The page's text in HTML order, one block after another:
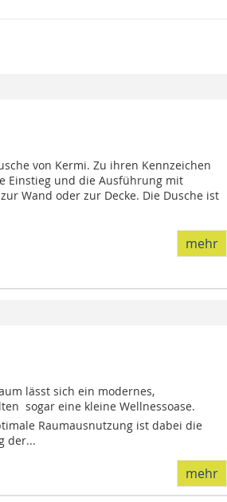
von Kermi. Zu ihren Kennzeichen
Einstieg und die Ausführung mit
Wand oder zur Decke. Die Dusche ist
mehr
lässt sich ein modernes,
 sogar eine kleine Wellnessoase.
Raumausnutzung ist dabei die
der...
mehr